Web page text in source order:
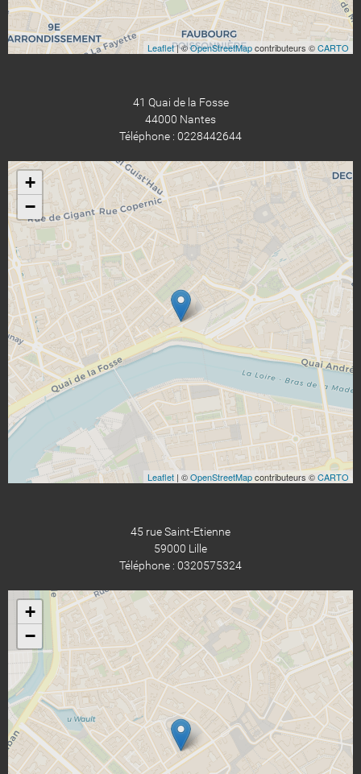
Leaflet| ©OpenStreetMapcontributeurs ©CARTO
41 Quai de la Fosse
44000 Nantes
Téléphone : 0228442644
+
−
Leaflet | ©OpenStreetMapcontributeurs ©CARTO
45 rue Saint-Etienne
59000 Lille
Téléphone : 0320575324
+
−